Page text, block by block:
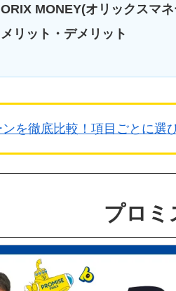
ORIX MONEY(オリックスマ
メリット・デメリット
ンを徹底比較！項目ごとに選
プロミ